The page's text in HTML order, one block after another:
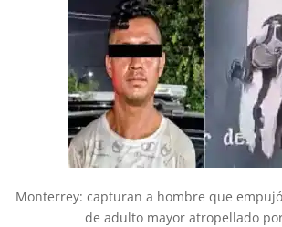
Monterrey: capturan a hombre que
de adulto mayor atropellado